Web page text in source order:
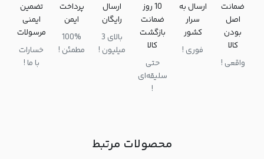
ضمانت
اصل
بودن
کالا
واقعی !
ارسال به
سرار
کشور
فوری !
10 روز
ضمانت
بازگشت
کالا
حتی
سلیقه‌ای
!
ارسال
رایگان
بالای 3
میلیون !
پرداخت
ایمن
100%
مطمئن !
تضمین
ایمنی
مرسولات
خسارات
با ما !
محصولات مرتبط